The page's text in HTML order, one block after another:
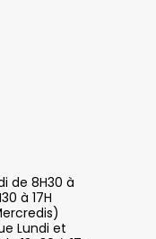
de 8H30 à
à 17H
Lundi et